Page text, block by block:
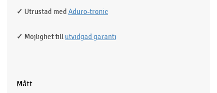
✓ Utrustad med Aduro-tronic
✓ Möjlighet till utvidgad garanti
Mått